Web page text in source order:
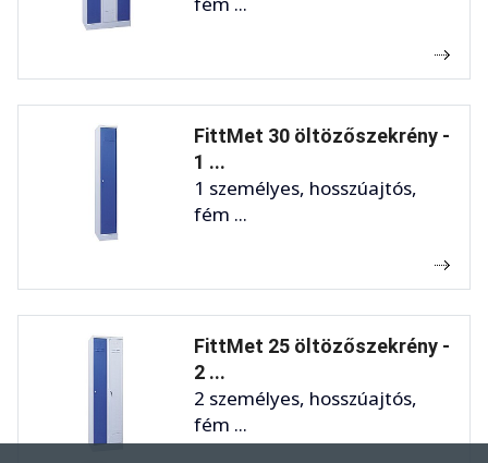
FittMet 30 öltözőszekrény -
1 ...
1 személyes, hosszúajtós,
fém ...
FittMet 25 öltözőszekrény -
2 ...
2 személyes, hosszúajtós,
fém ...